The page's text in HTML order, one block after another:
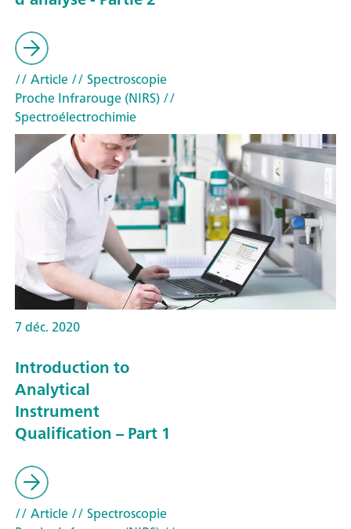
// Article// Spectroscopie
Proche Infrarouge (NIRS)//
Spectroélectrochimie
7 déc. 2020
Introduction to
Analytical
Instrument
Qualification – Part 1
// Article// Spectroscopie